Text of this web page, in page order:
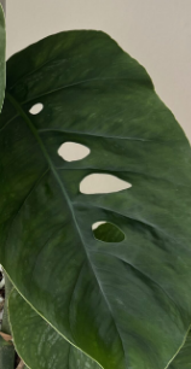
podmínkami .